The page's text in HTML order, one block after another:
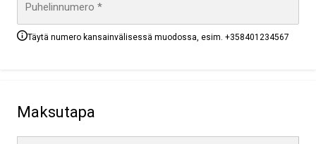
Puhelinnumero *
Täytä numero kansainvälisessä muodossa, esim. +358401234567
maksutapa